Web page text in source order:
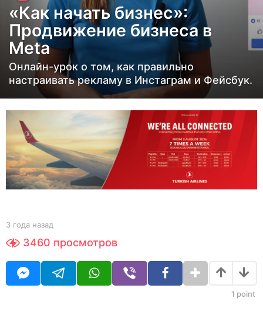
д
н
а
з
д
г
о
д
а
а
з
«Как начать бизнес»:
Продвижение бизнеса в
Meta
Онлайн-урок о том, как правильно
настраивать рекламу в Инстаграм и Фейсбук.
b
Y
O
R
3 года назад
о
а
н
3460 просмотров
1 point